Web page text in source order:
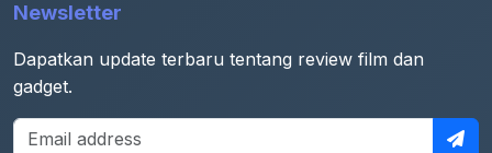
Newsletter
Dapatkan update terbaru tentang review film dan
gadget.